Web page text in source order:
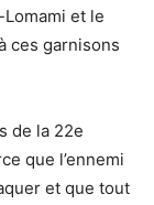
et le
ces garnisons
de la 22e
que l’ennemi
et que tout